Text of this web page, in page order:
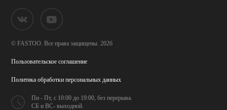
© FASTOO. Все права защищены. 2026
Пользовательское соглашение
Политика обработкиперсональных данных
Пн - Пт, с 10:00 до 19:00,без перерыва.
СБ и ВС- выходной.